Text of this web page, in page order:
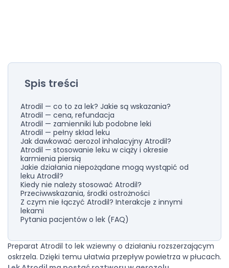
Preparat Atrodil to lek wziewny o działaniu rozszerzającym
oskrzela. Dzięki temu ułatwia przepływ powietrza w płucach.
Spis treści
Atrodil — co to za lek? Jakie są wskazania?
Atrodil — cena, refundacja
Atrodil — zamienniki lub podobne leki
Atrodil — pełny skład leku
Jak dawkować aerozol inhalacyjny Atrodil?
Atrodil — stosowanie leku w ciąży i okresie
karmienia piersią
Jakie działania niepożądane mogą wystąpić od
leku Atrodil?
Kiedy nie należy stosować Atrodil?
Przeciwwskazania, środki ostrożności
Z czym nie łączyć Atrodil? Interakcje z innymi
lekami
Pytania pacjentów o lek (FAQ)